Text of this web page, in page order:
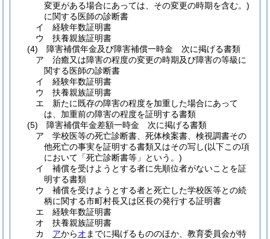
変更がある場合にあっては、その変更の時期を含む。)
に関する医師の診断書
イ
経験年数証明書
ウ
扶養親族証明書
(4)
障害補償年金及び障害補償一時金 次に掲げる書類
ア
治癒又は障害の程度の変更の時期及び障害の等級に
関する医師の診断書
イ
経験年数証明書
ウ
扶養親族証明書
エ
新たに既存の障害の程度を加重した場合にあって
は、加重前の障害の程度を証明する書類
(5)
障害補償年金差額一時金 次に掲げる書類
ア
学校医等の死亡診断書、死体検案書、検視調書その
他死亡の事実を証明する書類又はその写し(以下この項
において「死亡診断書等」という。)
イ
補償を受けようとする者に先順位者がないことを証
明する書類
ウ
補償を受けようとする者と死亡した学校医等との続
柄に関する市町村長又は区長の発行する証明書
エ
経験年数証明書
オ
扶養親族証明書
カ
アからオ までに掲げるもののほか、教育委員会が特